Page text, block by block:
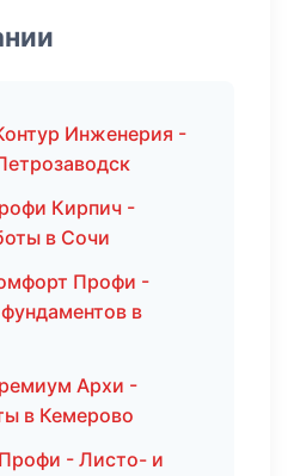
Инженерия -
Кирпич -
в Сочи
Профи -
в
Архи -
в Кемерово
- Листо- и